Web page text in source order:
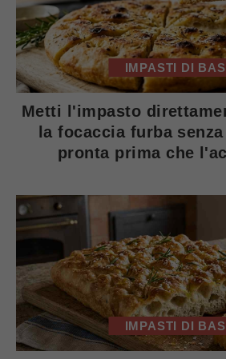
IMPASTI DI
Metti l'impasto
la focaccia furba
pronta prima che
IMPASTI DI